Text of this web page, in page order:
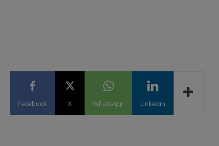
Facebook X WhatsApp Linkedin